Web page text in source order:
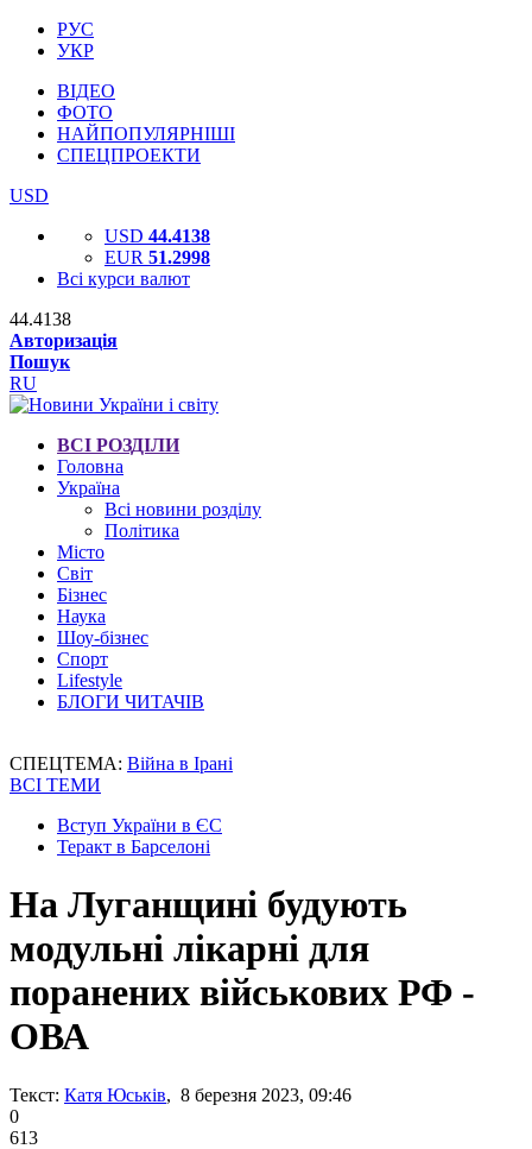
РУС
УКР
ВІДЕО
ФОТО
НАЙПОПУЛЯРНІШІ
СПЕЦПРОЕКТИ
USD
USD 44.4138
EUR 51.2998
Всі курси валют
44.4138
Авторизація
Пошук
RU
ВСІ РОЗДІЛИ
Головна
Україна
Всі новини розділу
Політика
Місто
Світ
Бізнес
Наука
Шоу-бізнес
Спорт
Lifestyle
БЛОГИ ЧИТАЧІВ
СПЕЦТЕМА: Війна в Ірані
ВСІ ТЕМИ
Вступ України в ЄС
Теракт в Барселоні
На Луганщині будують
модульні лікарні для
поранених військових РФ -
ОВА
Текст: Катя Юськів, 8 березня 2023, 09:46
0
613